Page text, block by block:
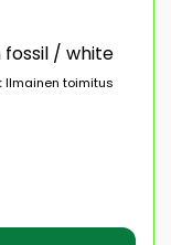
fossil / white
Ilmainen toimitus